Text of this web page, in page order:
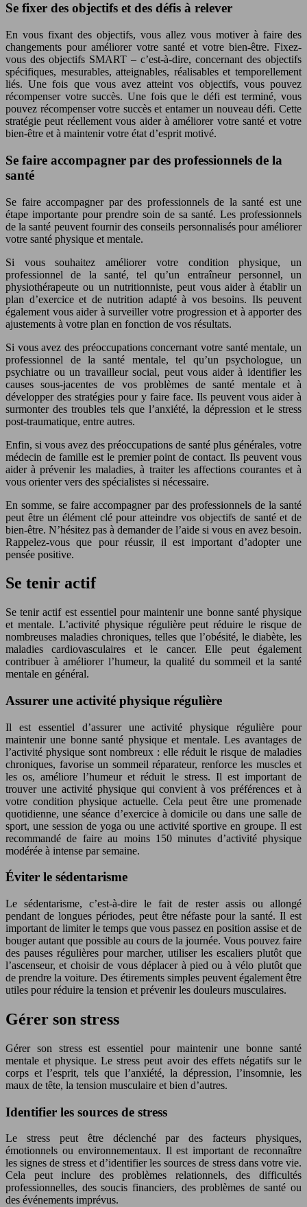
Se fixer des objectifs et des défis à relever
En vous fixant des objectifs, vous allez vous motiver à faire des
changements pour améliorer votre santé et votre bien-être. Fixez-
vous des objectifs SMART – c’est-à-dire, concernant des objectifs
spécifiques, mesurables, atteignables, réalisables et temporellement
liés. Une fois que vous avez atteint vos objectifs, vous pouvez
récompenser votre succès. Une fois que le défi est terminé, vous
pouvez récompenser votre succès et entamer un nouveau défi. Cette
stratégie peut réellement vous aider à améliorer votre santé et votre
bien-être et à maintenir votre état d’esprit motivé.
Se faire accompagner par des professionnels de la
santé
Se faire accompagner par des professionnels de la santé est une
étape importante pour prendre soin de sa santé. Les professionnels
de la santé peuvent fournir des conseils personnalisés pour améliorer
votre santé physique et mentale.
Si vous souhaitez améliorer votre condition physique, un
professionnel de la santé, tel qu’un entraîneur personnel, un
physiothérapeute ou un nutritionniste, peut vous aider à établir un
plan d’exercice et de nutrition adapté à vos besoins. Ils peuvent
également vous aider à surveiller votre progression et à apporter des
ajustements à votre plan en fonction de vos résultats.
Si vous avez des préoccupations concernant votre santé mentale, un
professionnel de la santé mentale, tel qu’un psychologue, un
psychiatre ou un travailleur social, peut vous aider à identifier les
causes sous-jacentes de vos problèmes de santé mentale et à
développer des stratégies pour y faire face. Ils peuvent vous aider à
surmonter des troubles tels que l’anxiété, la dépression et le stress
post-traumatique, entre autres.
Enfin, si vous avez des préoccupations de santé plus générales, votre
médecin de famille est le premier point de contact. Ils peuvent vous
aider à prévenir les maladies, à traiter les affections courantes et à
vous orienter vers des spécialistes si nécessaire.
En somme, se faire accompagner par des professionnels de la santé
peut être un élément clé pour atteindre vos objectifs de santé et de
bien-être. N’hésitez pas à demander de l’aide si vous en avez besoin.
Rappelez-vous que pour réussir, il est important d’adopter une
pensée positive.
Se tenir actif
Se tenir actif est essentiel pour maintenir une bonne santé physique
et mentale. L’activité physique régulière peut réduire le risque de
nombreuses maladies chroniques, telles que l’obésité, le diabète, les
maladies cardiovasculaires et le cancer. Elle peut également
contribuer à améliorer l’humeur, la qualité du sommeil et la santé
mentale en général.
Assurer une activité physique régulière
Il est essentiel d’assurer une activité physique régulière pour
maintenir une bonne santé physique et mentale. Les avantages de
l’activité physique sont nombreux : elle réduit le risque de maladies
chroniques, favorise un sommeil réparateur, renforce les muscles et
les os, améliore l’humeur et réduit le stress. Il est important de
trouver une activité physique qui convient à vos préférences et à
votre condition physique actuelle. Cela peut être une promenade
quotidienne, une séance d’exercice à domicile ou dans une salle de
sport, une session de yoga ou une activité sportive en groupe. Il est
recommandé de faire au moins 150 minutes d’activité physique
modérée à intense par semaine.
Éviter le sédentarisme
Le sédentarisme, c’est-à-dire le fait de rester assis ou allongé
pendant de longues périodes, peut être néfaste pour la santé. Il est
important de limiter le temps que vous passez en position assise et de
bouger autant que possible au cours de la journée. Vous pouvez faire
des pauses régulières pour marcher, utiliser les escaliers plutôt que
l’ascenseur, et choisir de vous déplacer à pied ou à vélo plutôt que
de prendre la voiture. Des étirements simples peuvent également être
utiles pour réduire la tension et prévenir les douleurs musculaires.
Gérer son stress
Gérer son stress est essentiel pour maintenir une bonne santé
mentale et physique. Le stress peut avoir des effets négatifs sur le
corps et l’esprit, tels que l’anxiété, la dépression, l’insomnie, les
maux de tête, la tension musculaire et bien d’autres.
Identifier les sources de stress
Le stress peut être déclenché par des facteurs physiques,
émotionnels ou environnementaux. Il est important de reconnaître
les signes de stress et d’identifier les sources de stress dans votre vie.
Cela peut inclure des problèmes relationnels, des difficultés
professionnelles, des soucis financiers, des problèmes de santé ou
des événements imprévus.